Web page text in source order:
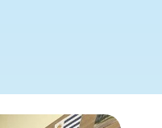
Няня бабушка